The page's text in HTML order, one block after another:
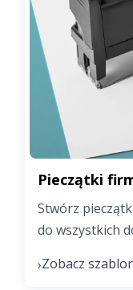
Pieczątki
Stwórz
do wszystkich
›Zobacz